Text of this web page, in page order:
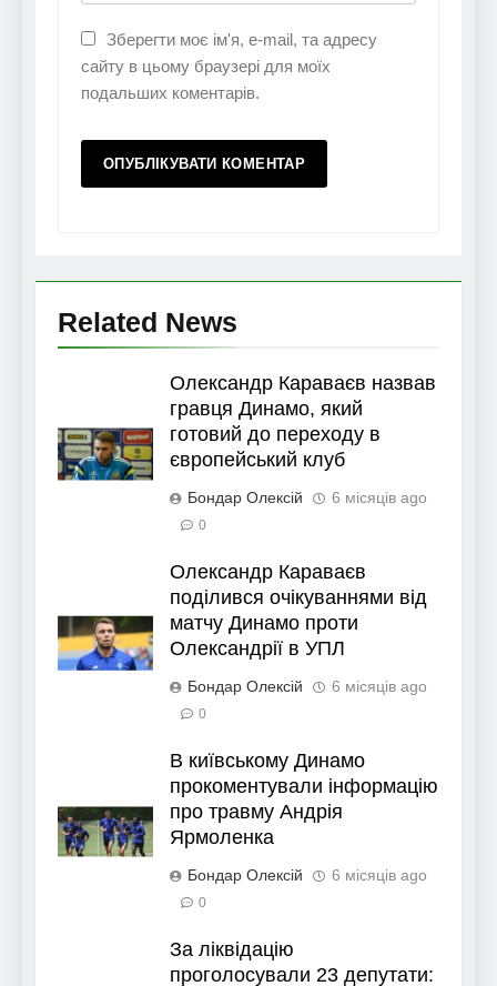
Зберегти моє ім'я, e-mail, та адресу
сайту в цьому браузері для моїх
подальших коментарів.
Related News
Олександр Караваєв назвав
гравця Динамо, який
готовий до переходу в
європейський клуб
Бондар Олексій 6 місяців ago
0
Олександр Караваєв
поділився очікуваннями від
матчу Динамо проти
Олександрії в УПЛ
Бондар Олексій 6 місяців ago
0
В київському Динамо
прокоментували інформацію
про травму Андрія
Ярмоленка
Бондар Олексій 6 місяців ago
0
За ліквідацію
проголосували 23 депутати: